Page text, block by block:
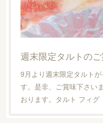
週末限定タルトの
9月より週末限定タルト
す。是非、ご賞味下さい
おります。タルト フィ